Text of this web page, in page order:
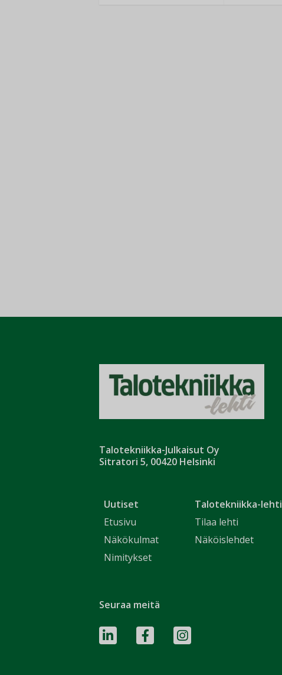
Talotekniikka-Julkaisut Oy
Sitratori 5, 00420 Helsinki
Uutiset
Etusivu
Näkökulmat
Nimitykset
Talotekniikka-lehti
Tilaa lehti
Näköislehdet
Seuraa meitä